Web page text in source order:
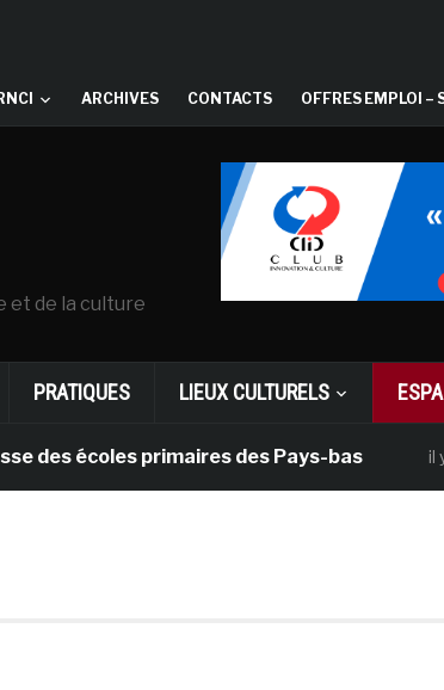
ARCHIVES CONTACTS OFFRES EMPLOI –
et de la culture
PRATIQUES LIEUX CULTURELS
primaires des Pays-bas il y a 1 mois